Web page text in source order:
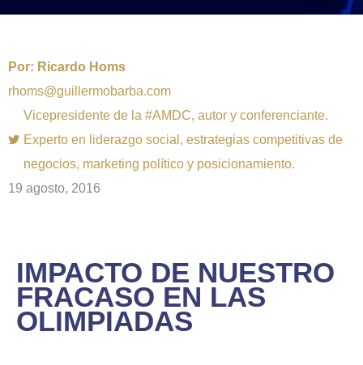
Por: Ricardo Homs
rhoms@guillermobarba.com
Vicepresidente de la #AMDC, autor y conferenciante.
Experto en liderazgo social, estrategias competitivas de
negocios, marketing político y posicionamiento.
19 agosto, 2016
IMPACTO DE NUESTRO
FRACASO EN LAS
OLIMPIADAS